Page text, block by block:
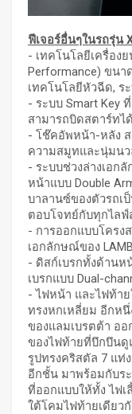
ฟีเจอร์อื่นๆในรถรุ่น
- เทคโนโลยีเครื่อง
Performance) ขนา
เทคโนโลยีหัวฉีด, ร
- ระบบ Smart Key
สามารถบิดสตาร์ทไ
- โช๊คอัพหน้า-หลัง ส
ความสมูทและนุ่มน
- ระบบช่วงล่างเอ
หน้าแบบ Double
บาลานซ์ของตัวรถเ
ตอบโจทย์กับทุกไลฟ์
- การออกแบบโครง
เอกลักษณ์ของ
- ดิสก์เบรกทั้งด้านห
เบรกแบบ Dual-
- ไฟหน้า และไฟท้าย
ทรงหกเหลี่ยม อีกห
ของแลมเบรตต้า อ
ของไฟท้ายที่บึกบึนดู
รูปทรงคริสตัล 7 แท่
อีกชั้น มาพร้อมกับระ
ที่ออกแบบให้ทั้ง ไฟเ
ใต้โคมไฟท้ายเดียว